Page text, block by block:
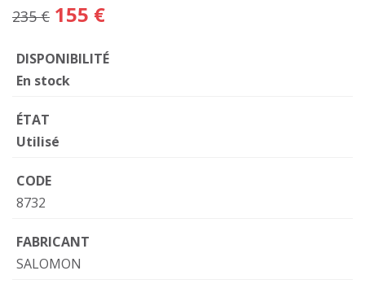
235 € 155 €
DISPONIBILITÉ
En stock
ÉTAT
Utilisé
CODE
8732
FABRICANT
SALOMON